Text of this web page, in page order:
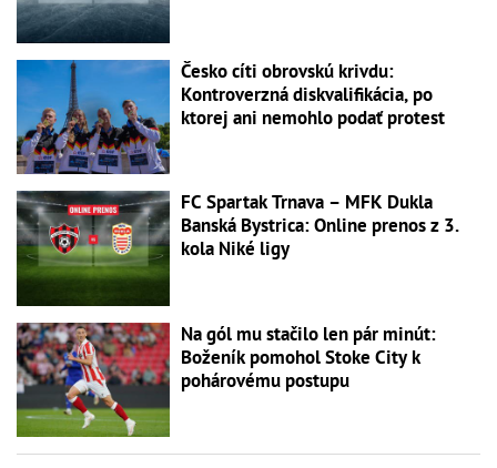
Česko cíti obrovskú krivdu:
Kontroverzná diskvalifikácia, po
ktorej ani nemohlo podať protest
FC Spartak Trnava – MFK Dukla
Banská Bystrica: Online prenos z 3.
kola Niké ligy
Na gól mu stačilo len pár minút:
Boženík pomohol Stoke City k
pohárovému postupu